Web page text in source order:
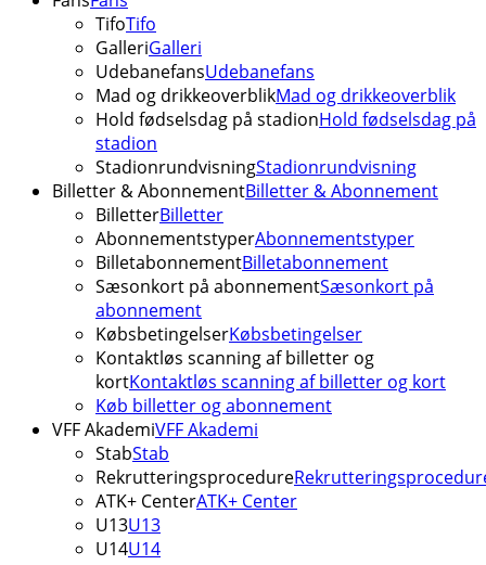
TifoTifo
GalleriGalleri
UdebanefansUdebanefans
Mad og drikkeoverblikMad og drikkeoverblik
Hold fødselsdag på stadionHold fødselsdag på
stadion
StadionrundvisningStadionrundvisning
Billetter & AbonnementBilletter & Abonnement
BilletterBilletter
AbonnementstyperAbonnementstyper
BilletabonnementBilletabonnement
Sæsonkort på abonnementSæsonkort på
abonnement
KøbsbetingelserKøbsbetingelser
Kontaktløs scanning af billetter og
kortKontaktløs scanning af billetter og kort
Køb billetter og abonnement
VFF AkademiVFF Akademi
StabStab
Rekrutteringsprocedure
ATK+ CenterATK+ Center
U13U13
U14U14